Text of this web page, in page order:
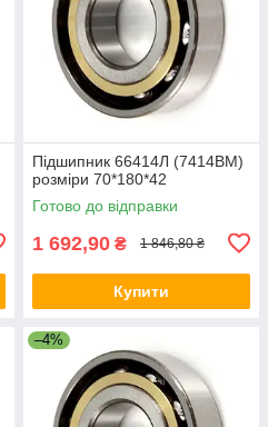
Підшипник 66414Л (7414ВМ)
розміри 70*180*42
Готово до відправки
1 692,90 ₴ 1 846,80 ₴
Купити
–4%